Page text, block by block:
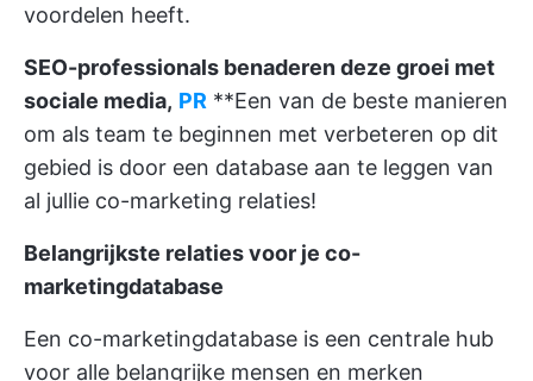
voordelen heeft.
SEO-professionals benaderen deze groei met
sociale media, PR **Een van de beste manieren
om als team te beginnen met verbeteren op dit
gebied is door een database aan te leggen van
al jullie co-marketing relaties!
Belangrijkste relaties voor je co-
marketingdatabase
Een co-marketingdatabase is een centrale hub
voor alle belangrijke mensen en merken